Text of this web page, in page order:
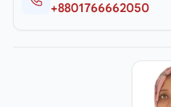
+8801766662050